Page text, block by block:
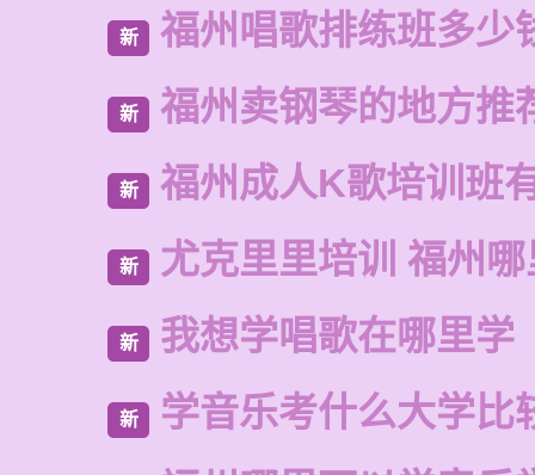
新 福州唱歌排练班多少
新 福州卖钢琴的地方推
新 福州成人K歌培训班
新 尤克里里培训 福州
新 我想学唱歌在哪里学
新
学音乐考什么大学比